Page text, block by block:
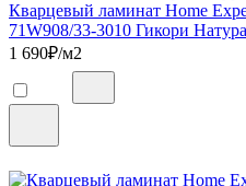
Кварцевый ламинат Home
71W908/33-3010 Гикори
1 690₽/м2